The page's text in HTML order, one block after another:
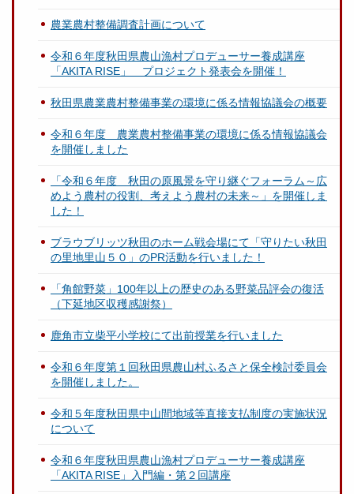
農業農村整備調査計画について
令和６年度秋田県農山漁村プロデューサー養成講座
「AKITA RISE」 プロジェクト発表会を開催！
秋田県農業農村整備事業の環境に係る情報協議会の概要
令和６年度 農業農村整備事業の環境に係る情報協議会
を開催しました
「令和６年度 秋田の原風景を守り継ぐフォーラム～広
めよう農村の役割、考えよう農村の未来～」を開催しま
した！
ブラウブリッツ秋田のホーム戦会場にて「守りたい秋田
の里地里山５０」のPR活動を行いました！
「角館野菜」100年以上の歴史のある野菜品評会の復活
（下延地区収穫感謝祭）
鹿角市立柴平小学校にて出前授業を行いました
令和６年度第１回秋田県農山村ふるさと保全検討委員会
を開催しました。
令和５年度秋田県中山間地域等直接支払制度の実施状況
について
令和６年度秋田県農山漁村プロデューサー養成講座
「AKITA RISE」入門編・第２回講座